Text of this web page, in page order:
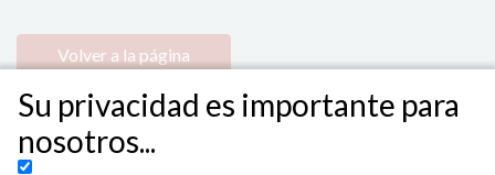
Volver a la página
Su privacidad es importante para
nosotros...